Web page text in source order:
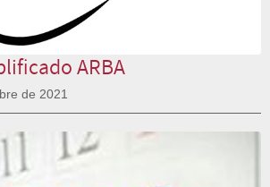
ARBA
de 2021